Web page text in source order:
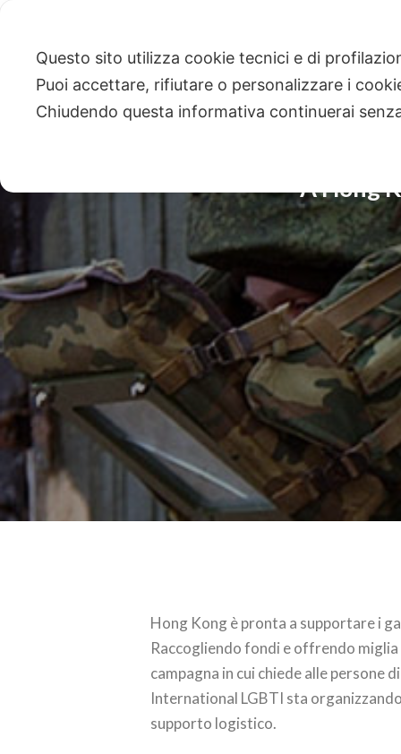
A Hong
Hong Kong è pronta a supportare i
Raccogliendo fondi e offrendo miglia
campagna in cui chiede alle persone
International LGBTI sta
supporto logistico.
Questo sito utilizza cookie tecnici e di
Puoi accettare, rifiutare o personalizzare i
Chiudendo questa informativa continuerai